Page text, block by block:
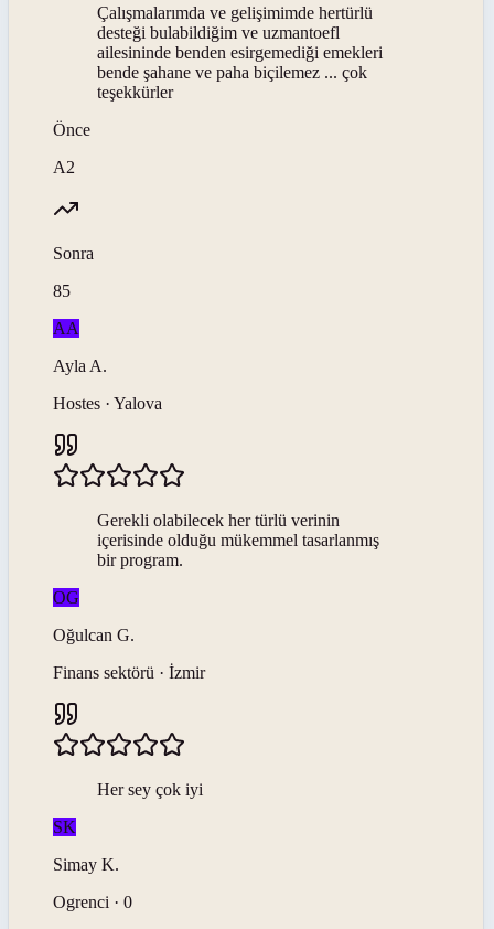
Çalışmalarımda ve gelişimimde hertürlü
desteği bulabildiğim ve uzmantoefl
ailesininde benden esirgemediği emekleri
bende şahane ve paha biçilemez ... çok
teşekkürler
Önce
A2
Sonra
85
AA
Ayla A.
Hostes · Yalova
Gerekli olabilecek her türlü verinin
içerisinde olduğu mükemmel tasarlanmış
bir program.
OG
Oğulcan G.
Finans sektörü · İzmir
Her sey çok iyi
SK
Simay K.
Ogrenci · 0